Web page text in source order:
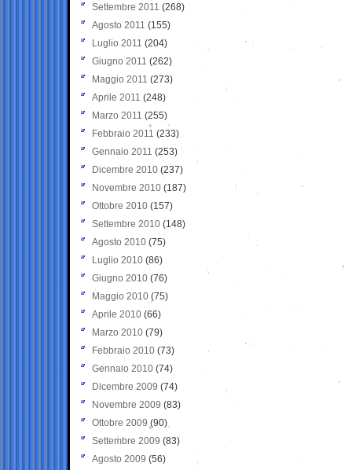
Settembre 2011 (268)
Agosto 2011 (155)
Luglio 2011 (204)
Giugno 2011 (262)
Maggio 2011 (273)
Aprile 2011 (248)
Marzo 2011 (255)
Febbraio 2011 (233)
Gennaio 2011 (253)
Dicembre 2010 (237)
Novembre 2010 (187)
Ottobre 2010 (157)
Settembre 2010 (148)
Agosto 2010 (75)
Luglio 2010 (86)
Giugno 2010 (76)
Maggio 2010 (75)
Aprile 2010 (66)
Marzo 2010 (79)
Febbraio 2010 (73)
Gennaio 2010 (74)
Dicembre 2009 (74)
Novembre 2009 (83)
Ottobre 2009 (90)
Settembre 2009 (83)
Agosto 2009 (56)